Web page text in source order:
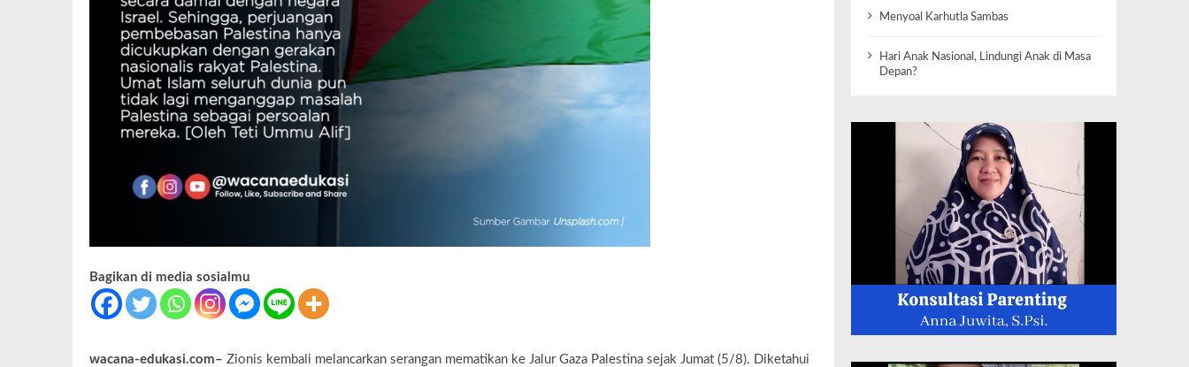
Bagikan di media sosialmu
wacana-edukasi.com– Zionis kembali melancarkan serangan mematikan ke Jalur Gaza Palestina sejak Jumat (5/8). Diketahui
Menyoal Karhutla Sambas
Hari Anak Nasional, Lindungi Anak di Masa
Depan?